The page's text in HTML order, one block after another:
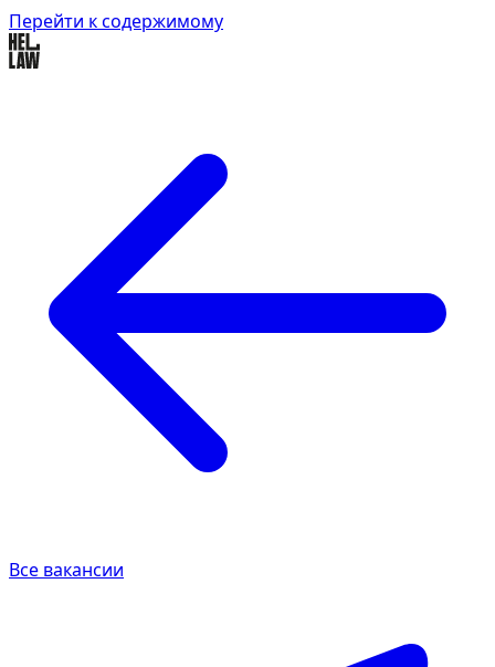
Перейти к содержимому
Все вакансии